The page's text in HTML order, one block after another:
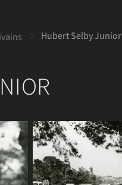
Hubert Selby Junior